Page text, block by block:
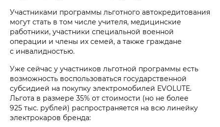
Участниками программы льготного автокредитования
могут стать в том числе учителя, медицинские
работники, участники специальной военной
операции и члены их семей, а также граждане
с инвалидностью.
Уже сейчас у участников льготной программы есть
возможность воспользоваться государственной
субсидией на покупку электромобилей EVOLUTE.
Льгота в размере 35% от стоимости (но не более
925 тыс. рублей) распространяется на всю линейку
электрокаров бренда: